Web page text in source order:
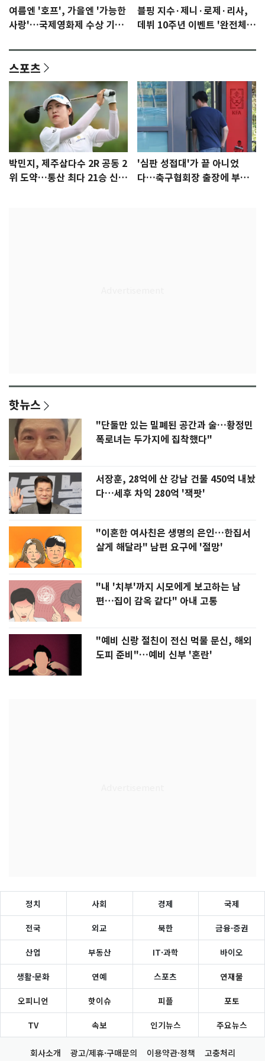
여름엔 '호프', 가을엔 '가능한
사랑'…국제영화제 수상 기대
블핑 지수·제니·로제·리사,
데뷔 10주년 이벤트 '완전체'
스포츠
박민지, 제주삼다수 2R 공동 2
위 도약…통산 최다 21승 신기
'심판 성접대'가 끝 아니었
다…축구협회장 출장에 부인
핫뉴스
"단둘만 있는 밀폐된 공간과 술…황정민
폭로녀는 두가지에 집착했다"
서장훈, 28억에 산 강남 건물 450억 내놨
다…세후 차익 280억 '잭팟'
"이혼한 여사친은 생명의 은인…한집서
살게 해달라" 남편 요구에 '절망'
"내 '치부'까지 시모에게 보고하는 남
편…집이 감옥 같다" 아내 고통
"예비 신랑 절친이 전신 먹물 문신, 해외
도피 준비"…예비 신부 '혼란'
정치 사회 경제 국제
전국 외교 북한 금융·증권
산업 부동산 IT·과학 바이오
생활·문화 연예 스포츠 연재물
오피니언 핫이슈 피플 포토
TV 속보 인기뉴스 주요뉴스
회사소개 광고/제휴·구매문의 이용약관·정책 고충처리